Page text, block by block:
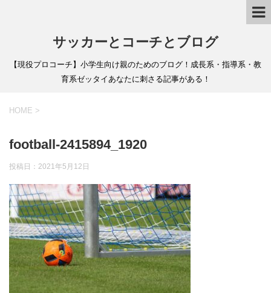
サッカーとコーチとブログ
【現役プロコーチ】小学生向け親のためのブログ！成長系・指導系・教
育系ゼッタイあなたに刺さる記事がある！
HOME >
football-2415894_1920
投稿日： 2021年5月12日